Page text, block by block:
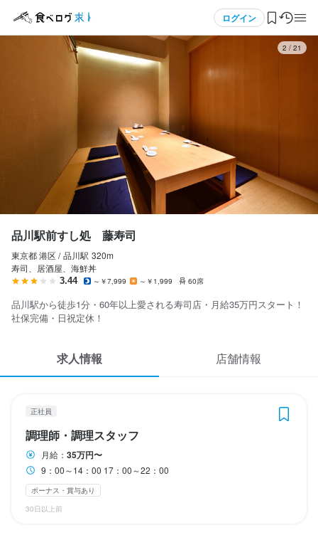
ログイン
ログイン・無料会員登録
マイページ管理
気になる求人
検索履歴・保存した条件
応募履歴
WEB履歴書
掲載をご検討の店舗様へ
食べログ求人PRESS
プライバシーポリシー
3 / 21
品川駅前すし処 藤寿司
東京都 港区 / 品川駅 320m
寿司、居酒屋、海鮮丼
3.44 ～￥7,999 ～￥1,999 60席
品川駅から徒歩1分・60年以上愛される寿司店・月給35万円スタート！
社保完備・日祝定休！
求人情報 店舗情報
正社員
調理師・調理スタッフ
月給： 35万円〜
9：00～14：00 17：00～22：00
ボーナス・賞与あり
30日以上前
品川駅前すし処 藤寿司
調理師・調理スタッフ
調理師・調理スタッフ
350,000円〜
ボーナス・賞与あり 昇給あり 交通費支給
試用期間
固定残業代
固定残業代45時間分・86,000円を含む
給与補足
昇給
9：00～14：00
17：00～22：00
休日・休暇
応募画面へ進む